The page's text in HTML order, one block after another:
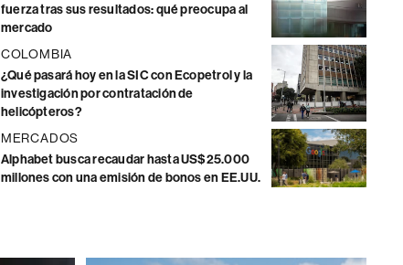
fuerza tras sus resultados: qué preocupa al
mercado
COLOMBIA
¿Qué pasará hoy en la SIC con Ecopetrol y la
investigación por contratación de
helicópteros?
MERCADOS
Alphabet busca recaudar hasta US$25.000
millones con una emisión de bonos en EE.UU.